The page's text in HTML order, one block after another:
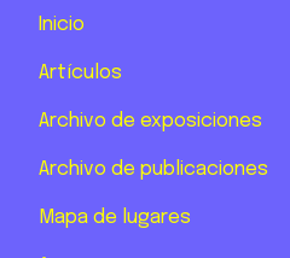
Inicio
Artículos
Archivo de exposiciones
Archivo de publicaciones
Mapa de lugares